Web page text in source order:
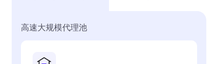
高速大规模代理池